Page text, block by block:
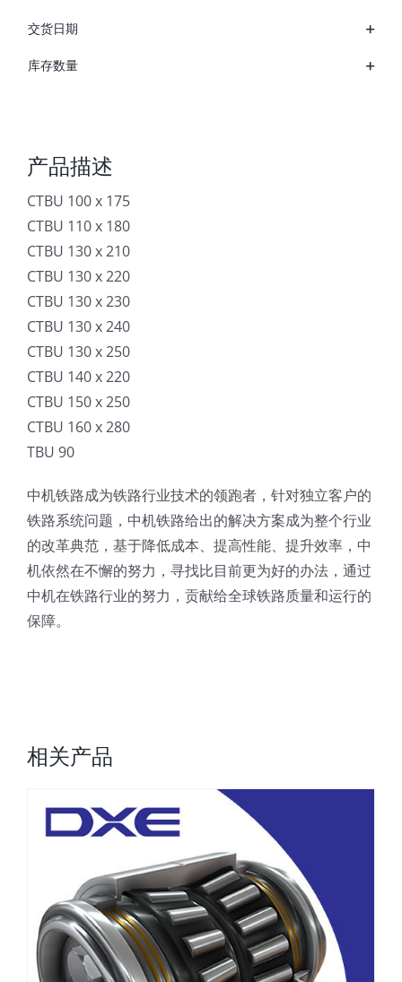
交货日期
库存数量
产品描述
CTBU 100 x 175
CTBU 110 x 180
CTBU 130 x 210
CTBU 130 x 220
CTBU 130 x 230
CTBU 130 x 240
CTBU 130 x 250
CTBU 140 x 220
CTBU 150 x 250
CTBU 160 x 280
TBU 90
中机铁路成为铁路行业技术的领跑者，针对独立客户的
铁路系统问题，中机铁路给出的解决方案成为整个行业
的改革典范，基于降低成本、提高性能、提升效率，中
机依然在不懈的努力，寻找比目前更为好的办法，通过
中机在铁路行业的努力，贡献给全球铁路质量和运行的
保障。
相关产品